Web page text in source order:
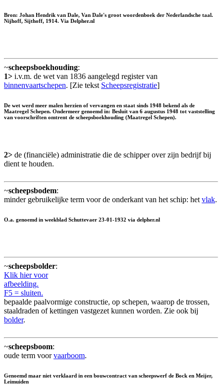
Bron: Johan Hendrik van Dale, Van Dale's groot woordenboek der Nederlandsche taal.
Nijhoff, Sijthoff, 1914. Via Delpher.nl
~scheepsboekhouding:
1> i.v.m. de wet van 1836 aangelegd register van
binnenvaartschepen. [Zie tekst Scheepsregistratie]
De wet werd meer malen herzien of vervangen en staat sinds 1948 bekend als de
Maatregel Schepen. Ondermeer genoemd in: Besluit van 6 augustus 1948 tot vaststelling
van voorschriften omtrent de scheepsboekhouding (Maatregel Schepen).
2> de (financiële) administratie die de schipper over zijn bedrijf bij
dient te houden.
~scheepsbodem:
minder gebruikelijke term voor de onderkant van het schip: het vlak.
O.a. genoemd in weekblad Schuttevaer 23-01-1932 via delpher.nl
~scheepsbolder:
Klik hier voor
afbeelding.
F5 = sluiten.
bepaalde paalvormige constructie, op schepen, waarop de trossen,
staaldraden of kettingen vastgezet kunnen worden. Zie ook bij
bolder.
~scheepsboom:
oude term voorvaarboom.
Genoemd maar niet verklaard in een bouwcontract van scheepswerf de Bock en Meijer,
Leimuiden